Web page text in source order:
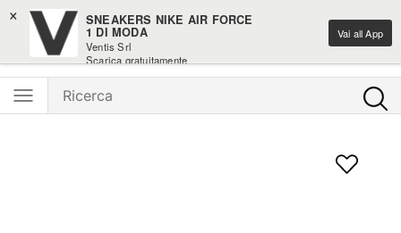
× SNEAKERS NIKE AIR FORCE
1 DI MODA
Ventis Srl
Scarica gratuitamente
Vai all App
Ventis - L'e-shopping parla italiano